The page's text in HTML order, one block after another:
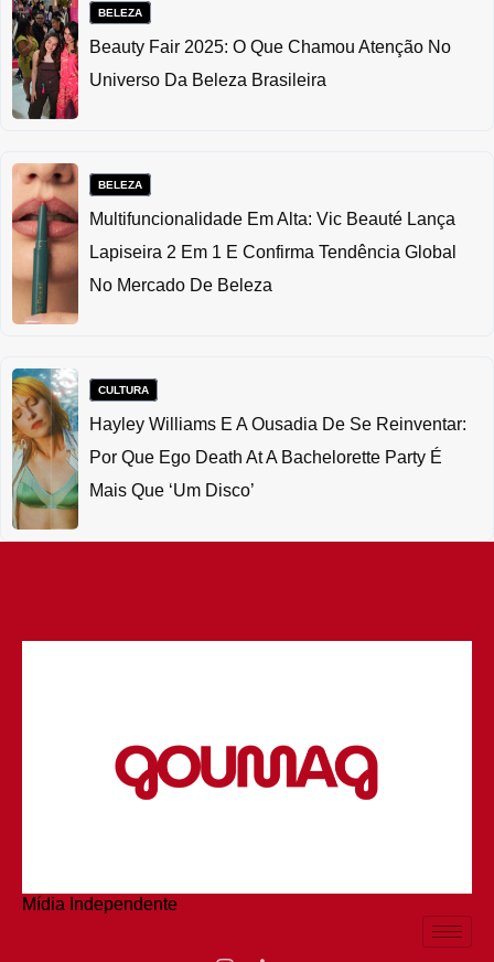
BELEZA
Beauty Fair 2025: O Que Chamou Atenção No
Universo Da Beleza Brasileira
BELEZA
Multifuncionalidade Em Alta: Vic Beauté Lança
Lapiseira 2 Em 1 E Confirma Tendência Global
No Mercado De Beleza
CULTURA
Hayley Williams E A Ousadia De Se Reinventar:
Por Que Ego Death At A Bachelorette Party É
Mais Que ‘um Disco’
Mídia Independente